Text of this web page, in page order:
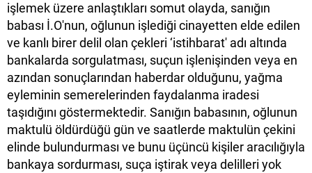
işlemek üzere anlaştıkları somut olayda, sanığın
babası İ.O'nun, oğlunun işlediği cinayetten elde edilen
ve kanlı birer delil olan çekleri ‘istihbarat' adı altında
bankalarda sorgulatması, suçun işlenişinden veya en
azından sonuçlarından haberdar olduğunu, yağma
eyleminin semerelerinden faydalanma iradesi
taşıdığını göstermektedir. Sanığın babasının, oğlunun
maktulü öldürdüğü gün ve saatlerde maktulün çekini
elinde bulundurması ve bunu üçüncü kişiler aracılığıyla
bankaya sordurması, suça iştirak veya delilleri yok